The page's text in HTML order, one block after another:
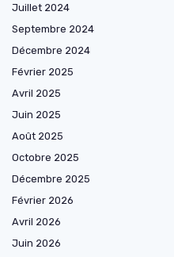
Juillet 2024
Septembre 2024
Décembre 2024
Février 2025
Avril 2025
Juin 2025
Août 2025
Octobre 2025
Décembre 2025
Février 2026
Avril 2026
Juin 2026